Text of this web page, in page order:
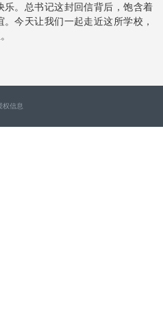
。总书记这封回信背后，饱含着
今天让我们一起走近这所学校，
权信息